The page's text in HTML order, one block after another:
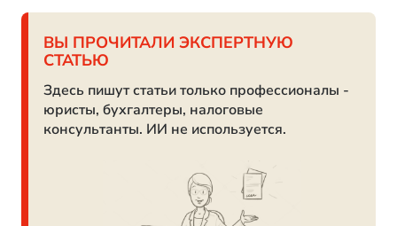
ВЫ ПРОЧИТАЛИ ЭКСПЕРТНУЮ
СТАТЬЮ
Здесь пишут статьи только профессионалы -
юристы, бухгалтеры, налоговые
консультанты. ИИ не используется.